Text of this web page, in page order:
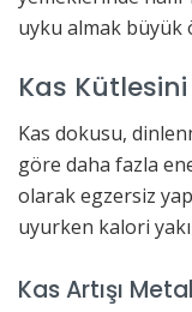
uyku almak büyük
Kas
Kas dokusu,
göre daha fazla
olarak egzersiz
uyurken kalori
Kas Artışı